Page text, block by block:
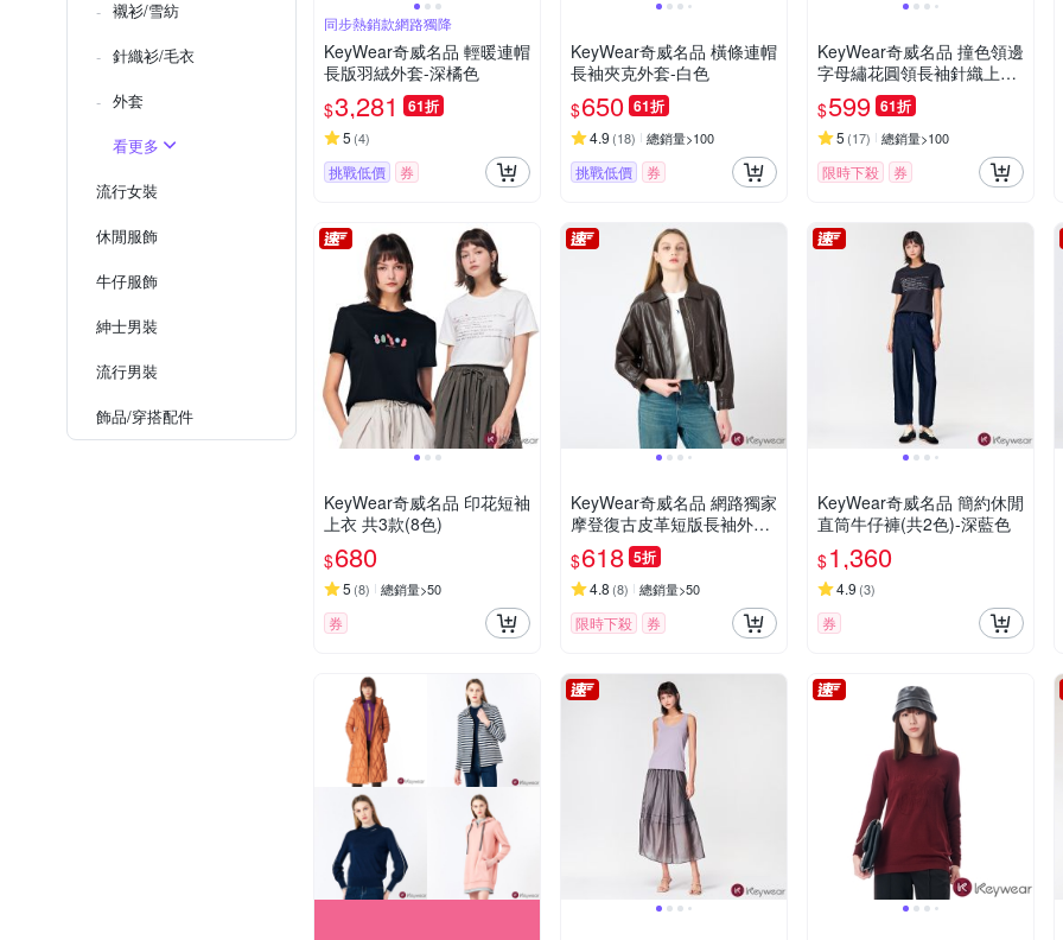
襯衫/雪紡
針織衫/毛衣
外套
看更多
流行女裝
休閒服飾
牛仔服飾
紳士​男裝
流行男裝
飾品​/​穿搭​配件
同步熱銷款網路獨降
KeyWear奇威名品 輕暖連帽
長版羽絨外套-深橘色
$3,281 61折
5 (4)
挑戰低價 券
KeyWear奇威名品 橫條連帽
長袖夾克外套-白色
$650 61折
4.9 (18) 總銷量>100
挑戰低價 券
KeyWear奇威名品 撞色領邊
字母繡花圓領長袖針織上衣-
深藍色
$599 61折
5 (17) 總銷量>100
限時下殺 券
KeyWear奇威名品 印花短袖
上衣 共3款(8色)
$680
5 (8) 總銷量>50
券
KeyWear奇威名品 網路獨家
摩登復古皮革短版長袖外套
(共2色)-咖啡色
$618 5折
4.8 (8) 總銷量>50
限時下殺 券
KeyWear奇威名品 簡約休閒
直筒牛仔褲(共2色)-深藍色
$1,360
4.9 (3)
券